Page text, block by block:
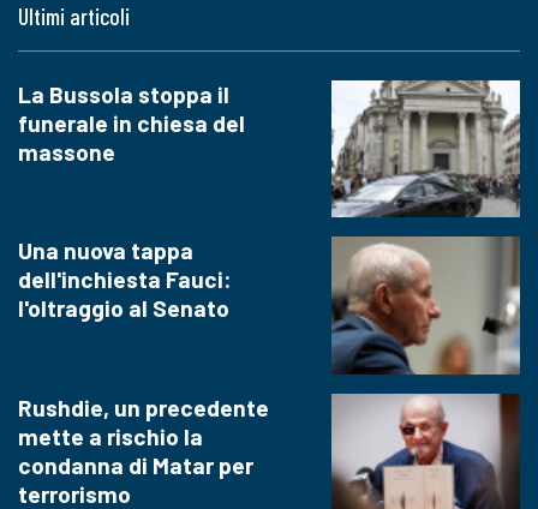
Ultimi articoli
La Bussola stoppa il
funerale in chiesa del
massone
Una nuova tappa
dell'inchiesta Fauci:
l'oltraggio al Senato
Rushdie, un precedente
mette a rischio la
condanna di Matar per
terrorismo